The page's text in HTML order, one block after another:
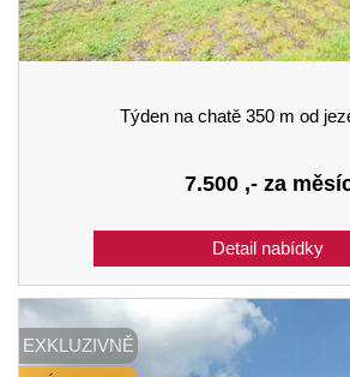
Týden na chatě 350 m od
7.500,- za
EXKLUZIVNĚ